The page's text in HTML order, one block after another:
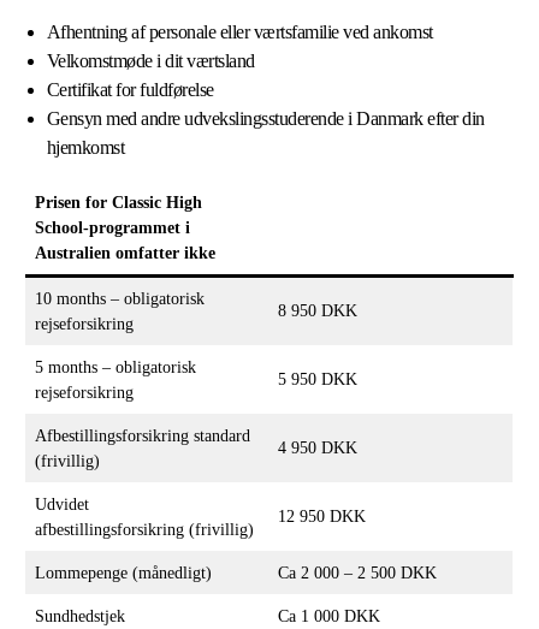
Afhentning af personale eller værtsfamilie ved ankomst
Velkomstmøde i dit værtsland
Certifikat for fuldførelse
Gensyn med andre udvekslingsstuderende i Danmark efter din
hjemkomst
Prisen for Classic High
School-programmet i
Australien omfatter ikke
10 months – obligatorisk
rejseforsikring
8 950 DKK
5 months – obligatorisk
rejseforsikring
5 950 DKK
Afbestillingsforsikring standard
(frivillig)
4 950 DKK
Udvidet
afbestillingsforsikring (frivillig)
12 950 DKK
Lommepenge (månedligt) Ca 2 000 – 2 500 DKK
Sundhedstjek Ca 1 000 DKK